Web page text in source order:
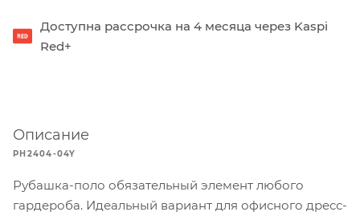
Доступна рассрочка на 4 месяца через Kaspi
Red+
Описание
PH2404-04Y
Рубашка-поло обязательный элемент любого
гардероба. Идеальный вариант для офисного дресс-